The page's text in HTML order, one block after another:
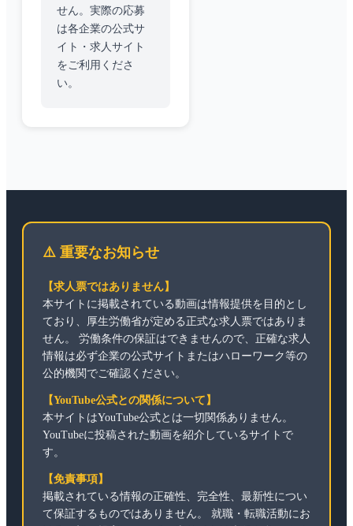
せん。実際の応募
は各企業の公式サ
イト・求人サイト
をご利用くださ
い。
⚠️ 重要なお知らせ
【求人票ではありません】
本サイトに掲載されている動画は情報提供を目的とし
ており、厚生労働省が定める正式な求人票ではありま
せん。 労働条件の保証はできませんので、正確な求人
情報は必ず企業の公式サイトまたはハローワーク等の
公的機関でご確認ください。
【YouTube公式との関係について】
本サイトはYouTube公式とは一切関係ありません。
YouTubeに投稿された動画を紹介しているサイトで
す。
【免責事項】
掲載されている情報の正確性、完全性、最新性につい
て保証するものではありません。 就職・転職活動にお